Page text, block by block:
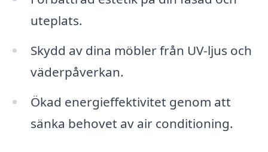
uteplats.
Skydd av dina möbler från UV-ljus och
väderpåverkan.
Ökad energi­effektivitet genom att
sänka behovet av air conditioning.